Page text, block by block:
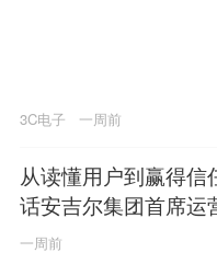
3C电子 一周前
从读懂用户到赢得
话安吉尔集团首席运
一周前